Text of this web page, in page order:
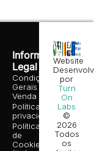
Informação
Legal
Condições
Gerais de
Venda
Política de
privacidade
Política
de
Cookies
Website
por
Turn
On
Labs
©
2026
Todos
os